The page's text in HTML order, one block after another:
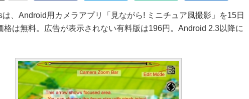
、Android用カメラアプリ「見ながら! ミニチュア風撮影」を15日
格は無料。広告が表示されない有料版は196円。Android 2.3以降に